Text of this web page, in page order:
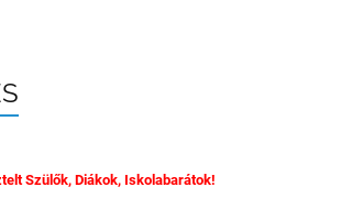
Szülők, Diákok, Iskolabarátok!